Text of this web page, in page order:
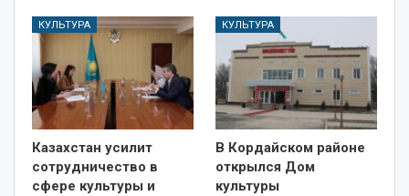
КУЛЬТУРА
Казахстан усилит
сотрудничество в
сфере культуры и
КУЛЬТУРА
В Кордайском районе
открылся Дом
культуры